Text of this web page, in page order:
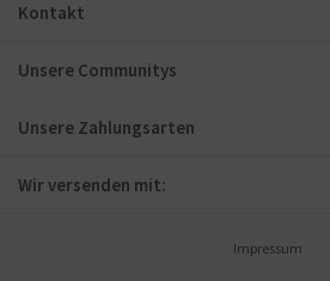
Kontakt
Unsere Communitys
Unsere Zahlungsarten
Wir versenden mit:
Impressum